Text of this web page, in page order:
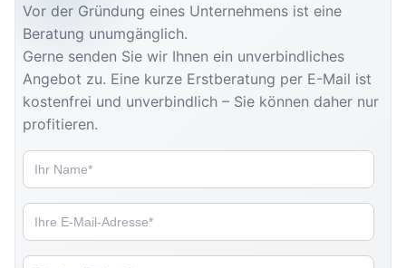
Vor der Gründung eines Unternehmens ist eine
Beratung unumgänglich.
Gerne senden Sie wir Ihnen ein unverbindliches
Angebot zu. Eine kurze Erstberatung per E-Mail ist
kostenfrei und unverbindlich – Sie können daher nur
profitieren.